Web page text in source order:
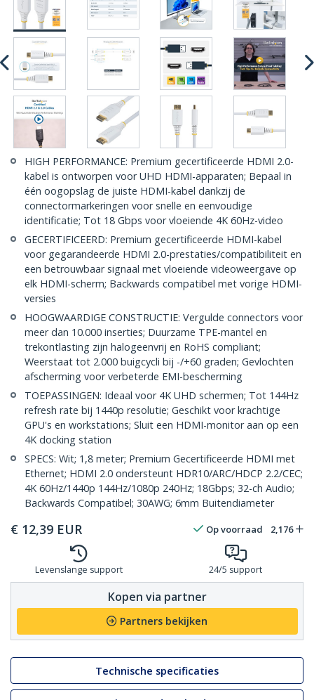
HIGH PERFORMANCE: Premium gecertificeerde HDMI 2.0-
kabel is ontworpen voor UHD HDMI-apparaten; Bepaal in
één oogopslag de juiste HDMI-kabel dankzij de
connectormarkeringen voor snelle en eenvoudige
identificatie; Tot 18 Gbps voor vloeiende 4K 60Hz-video
GECERTIFICEERD: Premium gecertificeerde HDMI-kabel
voor gegarandeerde HDMI 2.0-prestaties/compatibiliteit en
een betrouwbaar signaal met vloeiende videoweergave op
elk HDMI-scherm; Backwards compatibel met vorige HDMI-
versies
HOOGWAARDIGE CONSTRUCTIE: Vergulde connectors voor
meer dan 10.000 inserties; Duurzame TPE-mantel en
trekontlasting zijn halogeenvrij en RoHS compliant;
Weerstaat tot 2.000 buigcycli bij -/+60 graden; Gevlochten
afscherming voor verbeterde EMI-bescherming
TOEPASSINGEN: Ideaal voor 4K UHD schermen; Tot 144Hz
refresh rate bij 1440p resolutie; Geschikt voor krachtige
GPU's en workstations; Sluit een HDMI-monitor aan op een
4K docking station
SPECS: Wit; 1,8 meter; Premium Gecertificeerde HDMI met
Ethernet; HDMI 2.0 ondersteunt HDR10/ARC/HDCP 2.2/CEC;
4K 60Hz/1440p 144Hz/1080p 240Hz; 18Gbps; 32-ch Audio;
Backwards Compatibel; 30AWG; 6mm Buitendiameter
€ 12,39 EUR Op voorraad 2,176
Levenslange support 24/5 support
Kopen via partner
Partners bekijken
Technische specificaties